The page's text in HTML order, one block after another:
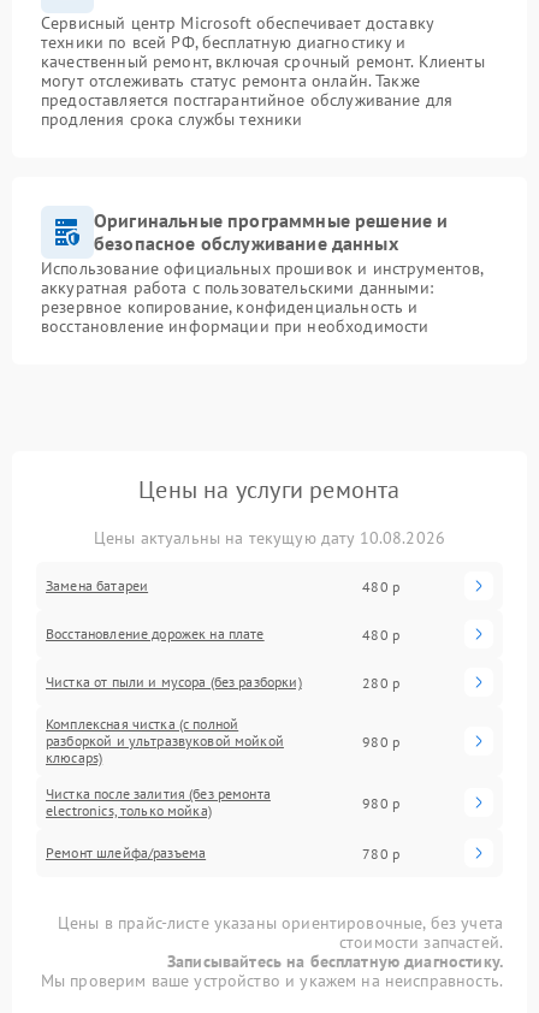
Сервисный центр Microsoft обеспечивает доставку
техники по всей РФ, бесплатную диагностику и
качественный ремонт, включая срочный ремонт. Клиенты
могут отслеживать статус ремонта онлайн. Также
предоставляется постгарантийное обслуживание для
продления срока службы техники
Оригинальные программные решение и
безопасное обслуживание данных
Использование официальных прошивок и инструментов,
аккуратная работа с пользовательскими данными:
резервное копирование, конфиденциальность и
восстановление информации при необходимости
Цены на услуги ремонта
Цены актуальны на текущую дату 10.08.2026
Замена батареи 480 р
Восстановление дорожек на плате 480 р
Чистка от пыли и мусора (без разборки) 280 р
Комплексная чистка (с полной
разборкой и ультразвуковой мойкой
клюcaps)
980 р
Чистка после залития (без ремонта
electronics, только мойка)
980 р
Ремонт шлейфа/разъема 780 р
Цены в прайс-листе указаны ориентировочные, без учета
стоимости запчастей.
Записывайтесь на бесплатную диагностику.
Мы проверим ваше устройство и укажем на неисправность.